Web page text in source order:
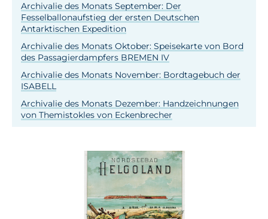
Archivalie des Monats September: Der
Fesselballonaufstieg der ersten Deutschen
Antarktischen Expedition
Archivalie des Monats Oktober: Speisekarte von Bord
des Passagierdampfers BREMEN IV
Archivalie des Monats November: Bordtagebuch der
ISABELL
Archivalie des Monats Dezember: Handzeichnungen
von Themistokles von Eckenbrecher